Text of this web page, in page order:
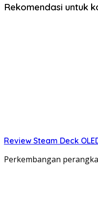
Rekomendasi untuk
Review Steam Deck
Perkembangan